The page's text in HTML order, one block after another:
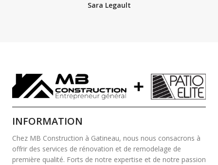
Sara Legault
INFORMATION
Chez MB Construction à Gatineau, nous nous consacrons à
offrir des services de rénovation et de remodelage de
première qualité. Forts de notre expertise et de notre passion